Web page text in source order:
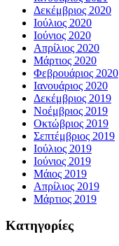
Δεκέμβριος 2020
Ιούλιος 2020
Ιούνιος 2020
Απρίλιος 2020
Μάρτιος 2020
Φεβρουάριος 2020
Ιανουάριος 2020
Δεκέμβριος 2019
Νοέμβριος 2019
Οκτώβριος 2019
Σεπτέμβριος 2019
Ιούλιος 2019
Ιούνιος 2019
Μάιος 2019
Απρίλιος 2019
Μάρτιος 2019
Kατηγορίες